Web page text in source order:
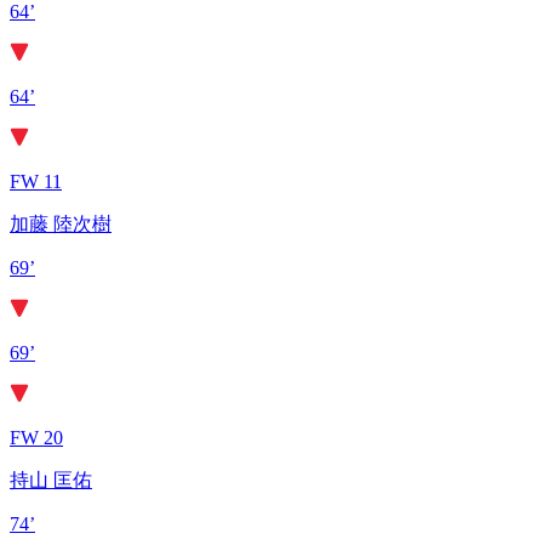
64’
64’
FW 11
加藤 陸次樹
69’
69’
FW 20
持山 匡佑
74’